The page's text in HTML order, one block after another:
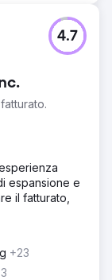
sequenze
la
ha migliorato
e il cliente
farmacia
Unito, con
del 14%
del
nei ricavi da
precedenza
di
dimostrato che
la crescita.
4.7
espansione e
il fatturato,
+23